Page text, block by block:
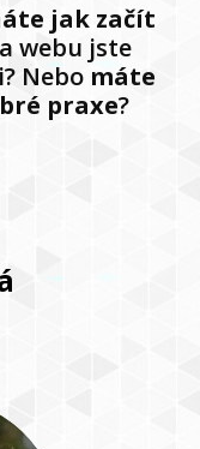
jak začít
webu jste
Nebo máte
praxe?